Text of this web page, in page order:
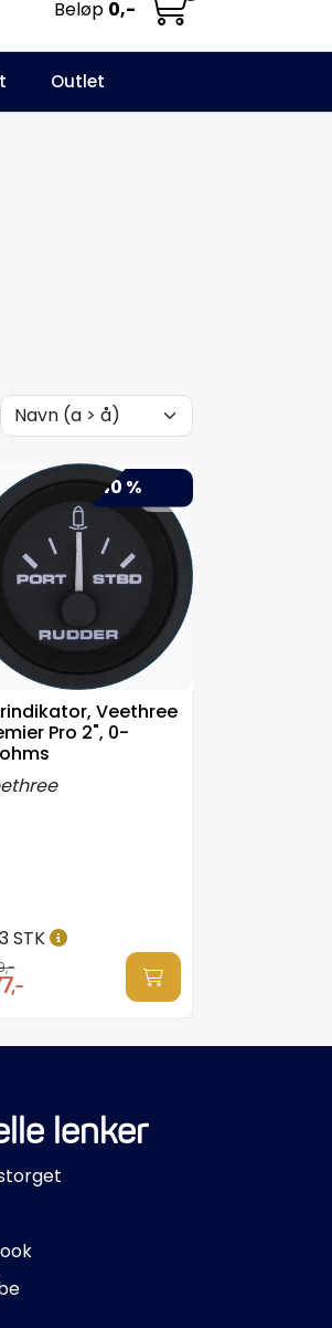
Favoritter
Beløp 0,-
Outlet
-40 %
Veethree
Pro 2", 0-
STK
lenker